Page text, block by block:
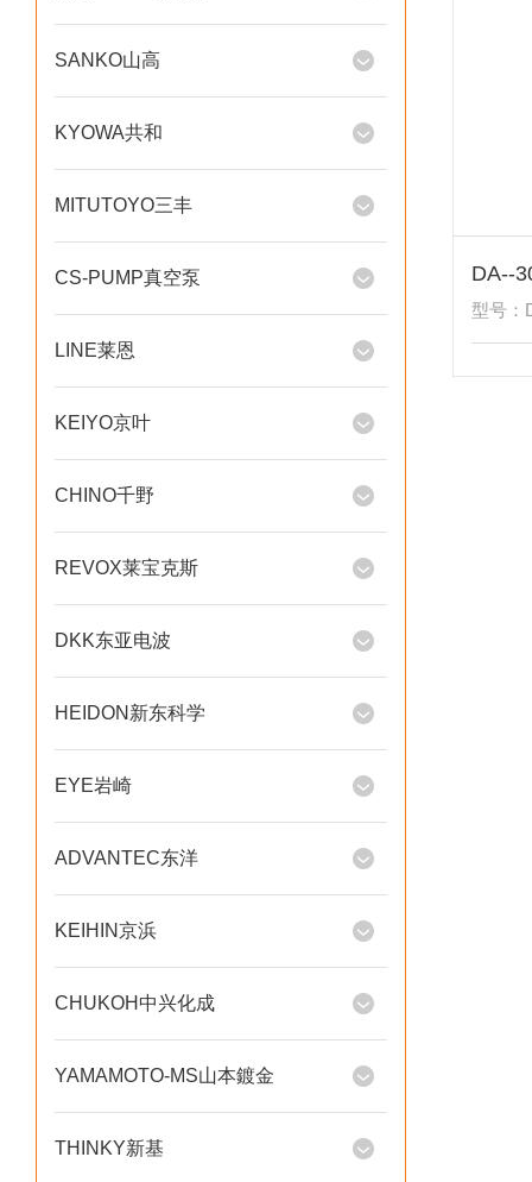
SANKO山高
KYOWA共和
MITUTOYO三丰
CS-PUMP真空泵
LINE莱恩
KEIYO京叶
CHINO千野
REVOX莱宝克斯
DKK东亚电波
HEIDON新东科学
EYE岩崎
ADVANTEC东洋
KEIHIN京浜
CHUKOH中兴化成
YAMAMOTO-MS山本鍍金
THINKY新基
型号：